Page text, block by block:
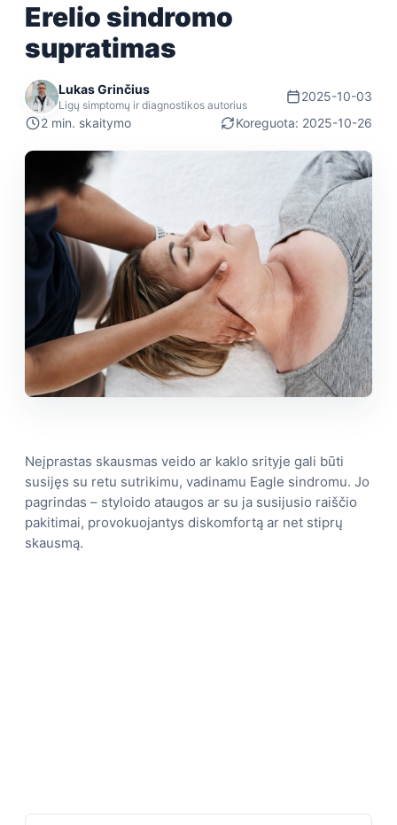
Erelio sindromo
supratimas
Lukas Grinčius
Ligų simptomų ir diagnostikos autorius
2025-10-03
2 min. skaitymo
Koreguota: 2025-10-26
Neįprastas skausmas veido ar kaklo srityje gali būti
susijęs su retu sutrikimu, vadinamu Eagle sindromu. Jo
pagrindas – styloido ataugos ar su ja susijusio raiščio
pakitimai, provokuojantys diskomfortą ar net stiprų
skausmą.